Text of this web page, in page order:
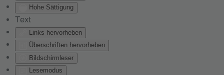
Hohe Sättigung
Text
Links hervorheben
Überschriften hervorheben
Bildschirmleser
Lesemodus